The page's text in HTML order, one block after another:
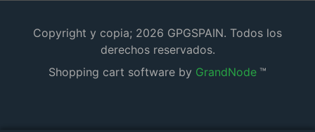
Copyright y copia; 2026 GPGSPAIN. Todos los
derechos reservados.
Shopping cart software by GrandNode ™